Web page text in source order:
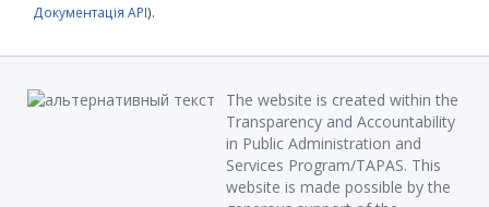
Документація API).
The website is created within the
Transparency and Accountability
in Public Administration and
Services Program/TAPAS. This
website is made possible by the